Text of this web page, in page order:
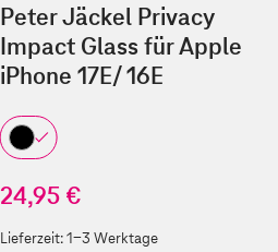
Peter Jäckel Privacy
Impact Glass für Apple
iPhone 17E/ 16E
24,95 €
Lieferzeit:1-3 Werktage